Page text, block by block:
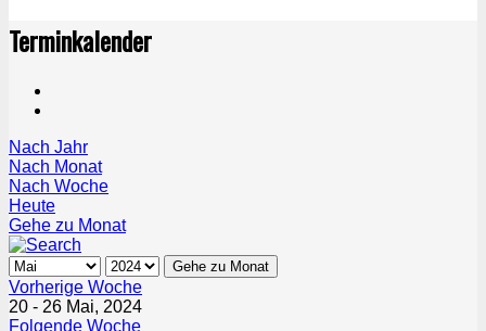
Terminkalender
Nach Jahr
Nach Monat
Nach Woche
Heute
Gehe zu Monat
Gehe zu Monat
Vorherige Woche
20 - 26 Mai, 2024
Folgende Woche